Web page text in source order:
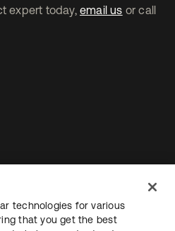
expert today, email us or call
geöffnet
geöffnet
technologies for various
that you get the best